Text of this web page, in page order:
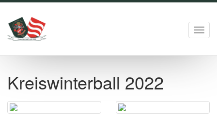
Kreiswinterball 2022